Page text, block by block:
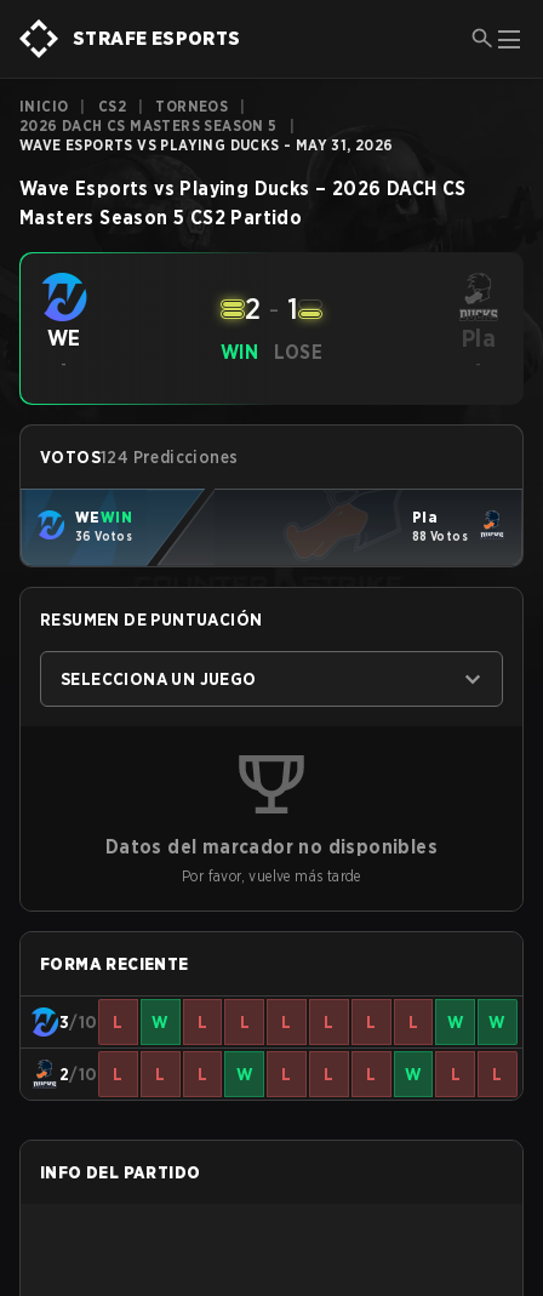
STRAFE ESPORTS
INICIO CS2 TORNEOS
2026 DACH CS MASTERS SEASON 5
WAVE ESPORTS VS PLAYING DUCKS - MAY 31, 2026
Wave Esports vs Playing Ducks – 2026 DACH CS
Masters Season 5 CS2 Partido
WE
-
WIN
2 - 1
LOSE Pla
-
VOTOS124 Predicciones
WEWIN
36 Votos
Pla
88 Votos
RESUMEN DE PUNTUACIÓN
SELECCIONA UN JUEGO
Datos del marcador no disponibles
Por favor, vuelve más tarde
FORMA RECIENTE
3/10 L W L L L L L L W W
2/10 L L L W L L L W L L
INFO DEL PARTIDO